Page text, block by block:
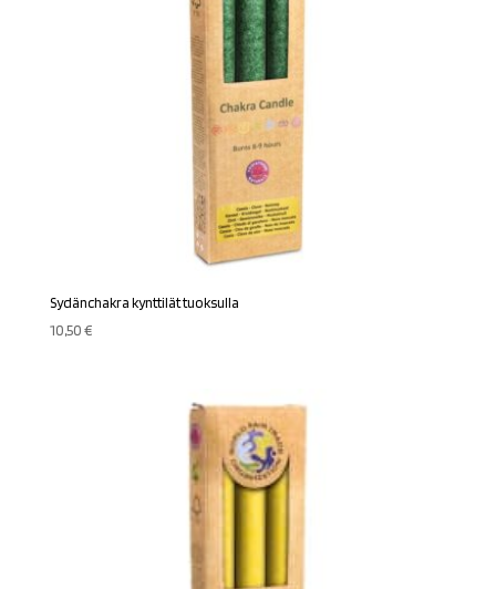
Sydänchakra kynttilät tuoksulla
10,50€